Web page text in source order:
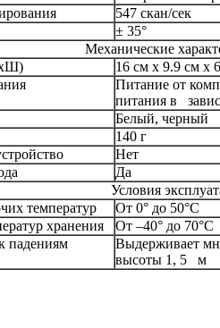
547 скан/сек
± 35°
Механические
16 см х 9.9 см х
Питание от
питания в
Белый, черный
140 г
Нет
Да
Условия
температур
От 0° до 50°C
хранения
От –40° до 70°C
падениям
Выдерживает
высоты 1, 5 м